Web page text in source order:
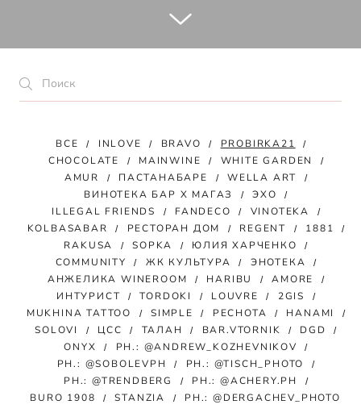
ВСЕ INLOVE BRAVO
PROBIRKA21
CHOCOLATE
MAINWINE
WHITE GARDEN
AMUR
ПАСТАНАБАРЕ
WELLA ART
ВИНОТЕКА БАР Х МАГАЗ
ЭХО
ILLEGAL FRIENDS
FANDECO
VINOTEKA
KOLBASABAR
РЕСТОРАН ДОМ REGENT
1881
RAKUSA
SOPKA
ЮЛИЯ ХАРЧЕНКО
COMMUNITY
ЖК КУЛЬТУРА
ЭНОТЕКА
АНЖЕЛИКА WINEROOM
HARIBU
AMORE
ИНТУРИСТ
TORDOKI LOUVRE
2GIS
MUKHINA TATTOO
SIMPLE РЕСНОТА
HANAMI
SOLOVI
ЦСС ТАЛАН BAR.VTORNIK
DGD
ONYX
PH.: @ANDREW_KOZHEVNIKOV
PH.: @SOBOLEVPH
PH.: @TISCH_PHOTO
PH.: @TRENDBERG
PH.: @ACHERY.PH
BURO 1908
STANZIA PH.: @DERGACHEV_PHOTO